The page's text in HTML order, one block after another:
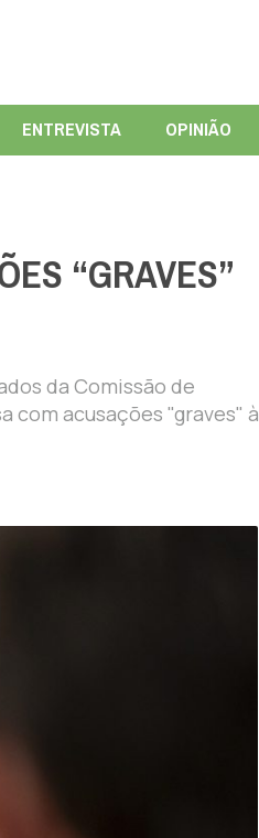
ENTREVISTA OPINIÃO
“GRAVES”
da Comissão de
com acusações "graves" à